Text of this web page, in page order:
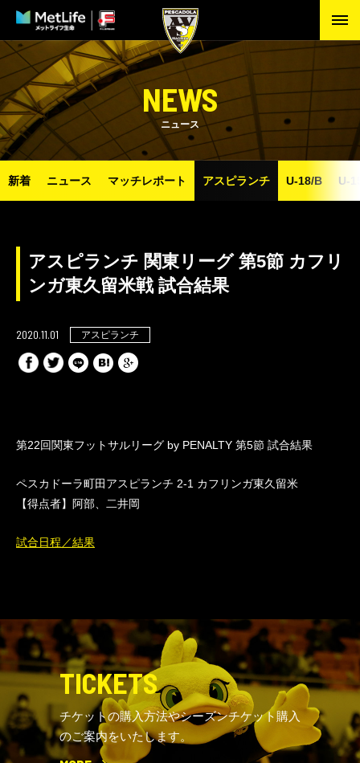
NEWS
ニュース
新着 ニュース マッチレポート アスピランチ U-18/B U-
アスピランチ 関東リーグ 第5節 カフリ
ンガ東久留米戦 試合結果
2020.11.01 アスピランチ
第22回関東フットサルリーグ by PENALTY 第5節 試合結果
ペスカドーラ町田アスピランチ 2-1 カフリンガ東久留米
【得点者】阿部、二井岡
試合日程／結果
TICKETS
チケットの購入方法やシーズンチケット購入
のご案内をいたします。